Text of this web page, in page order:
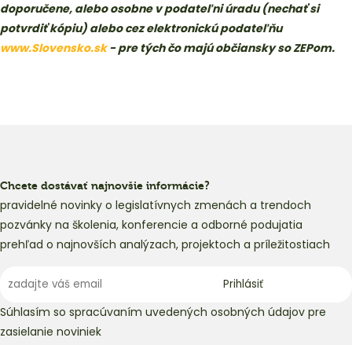
doporučene, alebo osobne v podateľni úradu (nechať si
potvrdiť kópiu) alebo cez elektronickú podateľňu
www.Slovensko.sk- pre tých čo majú občiansky so ZEPom.
Chcete dostávať najnovšie informácie?
pravidelné novinky o legislatívnych zmenách a trendoch
pozvánky na školenia, konferencie a odborné podujatia
prehľad o najnovších analýzach, projektoch a príležitostiach
Súhlasím so spracúvaním uvedených osobných údajov pre
zasielanie noviniek